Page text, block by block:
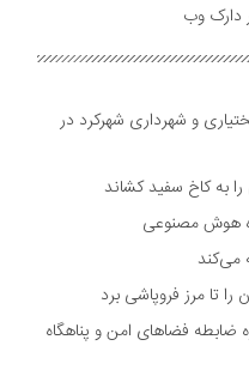
و شهرداری شهرکرد در
به کاخ سفید کشاند
هوش مصنوعی
می‌کند
تا مرز فروپاشی برد
فضا‌های امن و پناهگاه